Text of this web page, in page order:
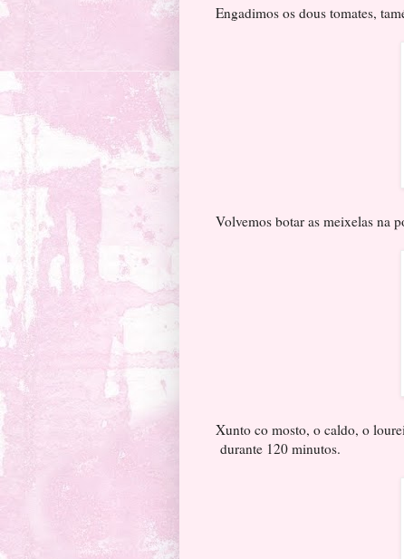
Engadimos os dous tomates,
Volvemos botar as meixelas na
Xunto co mosto, o caldo, o
durante 120 minutos.